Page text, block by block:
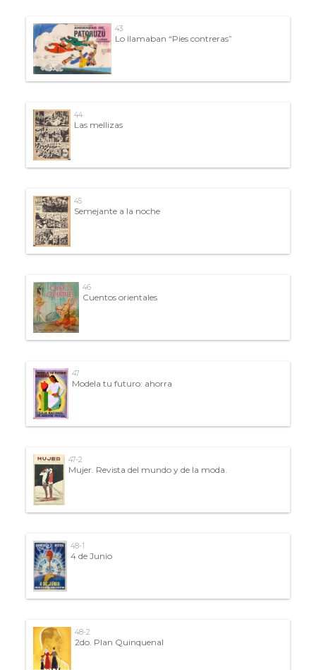
43
Lo llamaban “Pies contreras”
44
Las mellizas
45
Semejante a la noche
46
Cuentos orientales
47
Modela tu futuro: ahorra
47-2
Mujer. Revista del mundo y de la moda.
48-1
4 de Junio
48-2
2do. Plan Quinquenal